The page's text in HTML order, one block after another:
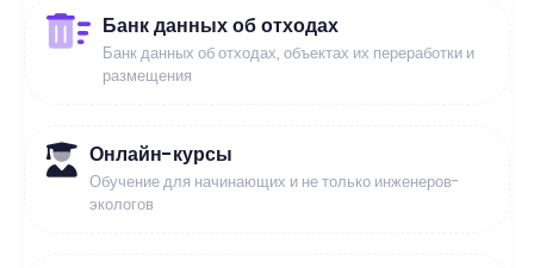
Банк данных об отходах
Банк данных об отходах, объектах их переработки и
размещения
Онлайн-курсы
Обучение для начинающих и не только инженеров-
экологов